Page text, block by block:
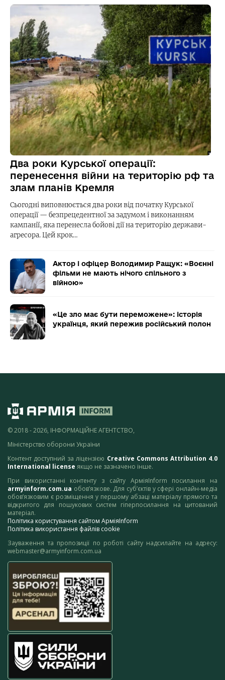
Два роки Курської операції:
перенесення війни на територію рф та
злам планів Кремля
Сьогодні виповнюється два роки від початку Курської
операції — безпрецедентної за задумом і виконанням
кампанії, яка перенесла бойові дії на територію держави-
агресора. Цей крок…
Актор і офіцер Володимир Ращук: «Воєнні
фільми не мають нічого спільного з
війною»
«Це зло має бути переможене»: історія
українця, який пережив російський полон
© 2018 - 2026, ІНФОРМАЦІЙНЕ АГЕНТСТВО,
Міністерство оборони України
Контент доступний за ліцензією Creative Commons Attribution 4.0
International license якщо не зазначено інше.
При використанні контенту з сайту АрміяInform посилання на
armyinform.com.ua обов’язкове. Для суб’єктів у сфері онлайн-медіа
обов’язковим є розміщення у першому абзаці матеріалу прямого та
відкритого для пошукових систем гіперпосилання на цитований
матеріал.
Політика користування сайтом АрміяInform
Політика використання файлів cookie
Зауваження та пропозиції по роботі сайту надсилайте на адресу:
webmaster@armyinform.com.ua